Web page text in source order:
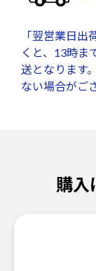
「翌営業日
くと、13時ま
送となります
ない場合がご
購入